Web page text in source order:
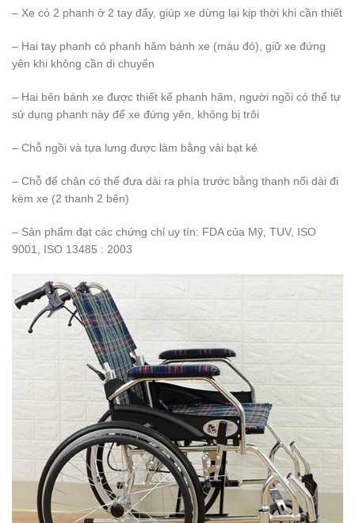
– Xe có 2 phanh ở 2 tay đẩy, giúp xe dừng lại kịp thời khi cần thiết
– Hai tay phanh có phanh hãm bánh xe (màu đỏ), giữ xe đứng
yên khi không cần di chuyển
– Hai bên bánh xe được thiết kế phanh hãm, người ngồi có thể tự
sử dụng phanh này để xe đứng yên, không bị trôi
– Chỗ ngồi và tựa lưng được làm bằng vải bạt kẻ
– Chỗ để chân có thể đưa dài ra phía trước bằng thanh nối dài đi
kèm xe (2 thanh 2 bên)
– Sản phẩm đạt các chứng chỉ uy tín: FDA của Mỹ, TUV, ISO
9001, ISO 13485 : 2003